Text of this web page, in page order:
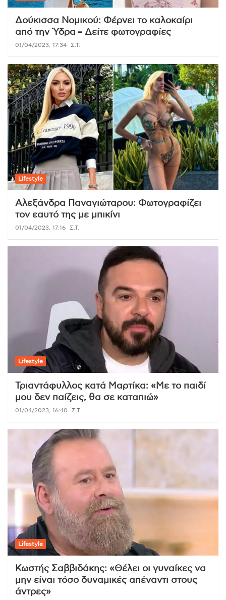
Δούκισσα Νομικού: Φέρνει το καλοκαίρι
από την Ύδρα – Δείτε φωτογραφίες
01/04/2023, 17:34 Σ.Τ.
Lifestyle
Αλεξάνδρα Παναγιώταρου: Φωτογραφίζει
τον εαυτό της με μπικίνι
01/04/2023, 17:16 Σ.Τ.
Lifestyle
Τριαντάφυλλος κατά Μαρτίκα: «Με το παιδί
μου δεν παίζεις, θα σε καταπιώ»
01/04/2023, 16:40 Σ.Τ.
Lifestyle
Κωστής Σαββιδάκης: «Θέλει οι γυναίκες να
μην είναι τόσο δυναμικές απέναντι στους
άντρες»